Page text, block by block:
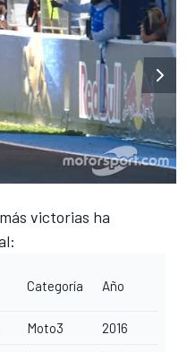
victorias ha
Categoría Año
Moto3 2016